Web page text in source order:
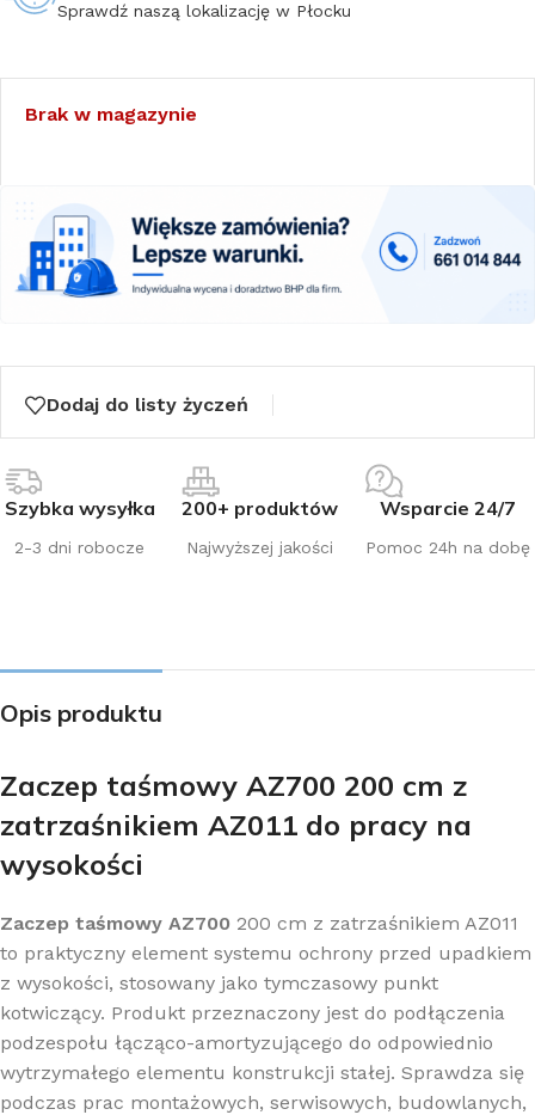
Sprawdź naszą lokalizację w Płocku
Brak w magazynie
Dodaj do listy życzeń
Szybka wysyłka
2-3 dni robocze
200+ produktów
Najwyższej jakości
Wsparcie 24/7
Pomoc 24h na dobę
Opis produktu
Zaczep taśmowy AZ700 200 cm z
zatrzaśnikiem AZ011 do pracy na
wysokości
Zaczep taśmowy AZ700 200 cm z zatrzaśnikiem AZ011
to praktyczny element systemu ochrony przed upadkiem
z wysokości, stosowany jako tymczasowy punkt
kotwiczący. Produkt przeznaczony jest do podłączenia
podzespołu łącząco-amortyzującego do odpowiednio
wytrzymałego elementu konstrukcji stałej. Sprawdza się
podczas prac montażowych, serwisowych, budowlanych,